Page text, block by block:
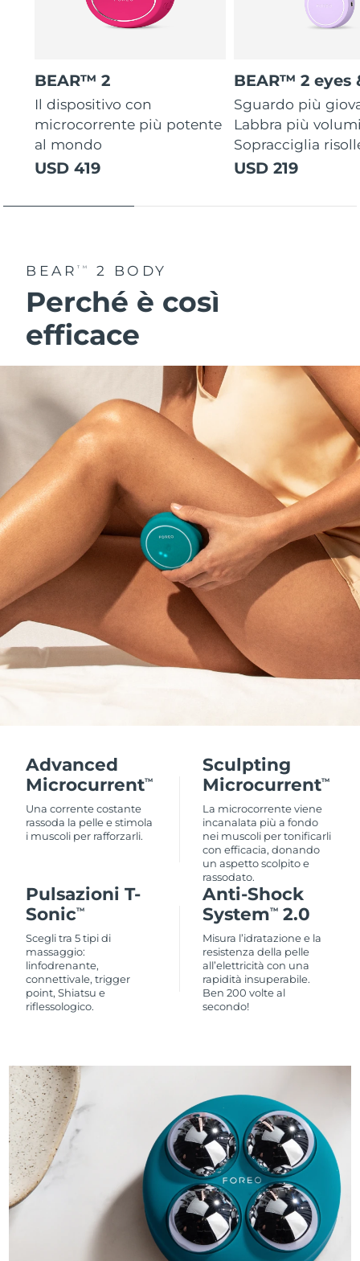
BEAR™ 2
Il dispositivo con
microcorrente più potente
al mondo
USD 419
BEAR™ 2 eyes
Sguardo più
Labbra più
Sopracciglia
USD 219
BEARTM 2 BODY
Perché è così
efficace
Advanced
MicrocurrentTM
Una corrente costante
rassoda la pelle e stimola
i muscoli per rafforzarli.
Sculpting
MicrocurrentTM
La microcorrente viene
incanalata più a fondo
nei muscoli per tonificarli
con efficacia, donando
un aspetto scolpito e
rassodato.
Pulsazioni T-
SonicTM
Scegli tra 5 tipi di
massaggio:
linfodrenante,
connettivale, trigger
point, Shiatsu e
riflessologico.
Anti-Shock
SystemTM 2.0
Misura l’idratazione e la
resistenza della pelle
all’elettricità con una
rapidità insuperabile.
Ben 200 volte al
secondo!